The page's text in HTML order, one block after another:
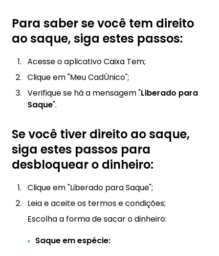
Para saber se você tem direito
ao saque, siga estes passos:
Acesse o aplicativo Caixa Tem;
Clique em "Meu CadÚnico";
Verifique se há a mensagem "Liberado para
Saque".
Se você tiver direito ao saque,
siga estes passos para
desbloquear o dinheiro:
Clique em "Liberado para Saque";
Leia e aceite os termos e condições;
Escolha a forma de sacar o dinheiro:
Saque em espécie: